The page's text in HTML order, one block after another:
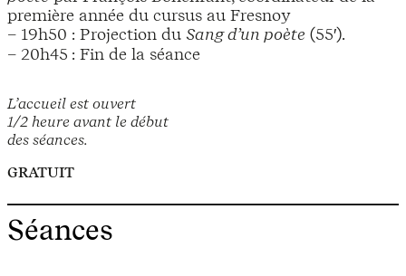
L’accueil est ouvert
1/2 heure avant le début
des séances.
GRATUIT
première année du cursus au Fresnoy
– 19h50 : Projection du Sang d’un poète (55′).
– 20h45 : Fin de la séance
Séances